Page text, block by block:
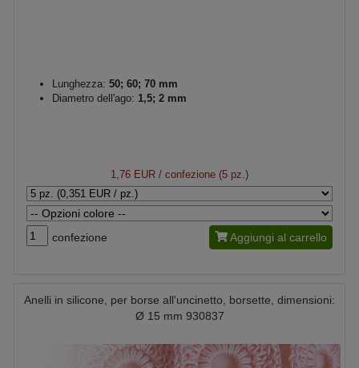
Lunghezza: 50; 60; 70 mm
Diametro dell'ago: 1,5; 2 mm
1,76 EUR / confezione (5 pz.)
confezione Aggiungi al carrello
Anelli in silicone, per borse all'uncinetto, borsette, dimensioni:
Ø 15 mm 930837